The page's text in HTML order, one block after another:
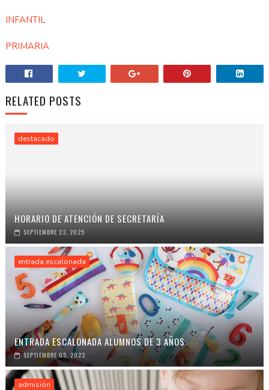
INFANTIL
PRIMARIA
RELATED POSTS
destacado
HORARIO DE ATENCIÓN DE SECRETARÍA
SEPTIEMBRE 23, 2025
entrada escalonada
ENTRADA ESCALONADA ALUMNOS DE 3 AÑOS
SEPTIEMBRE 05, 2023
admisión